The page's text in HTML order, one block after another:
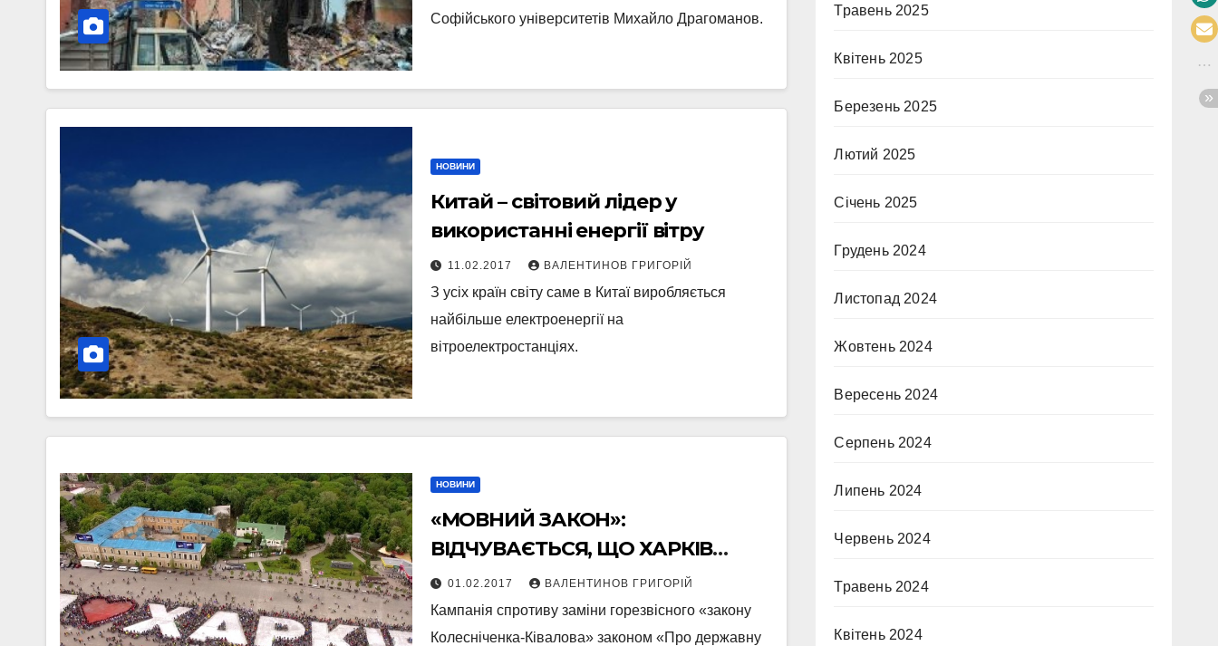
Софійського університетів Михайло Драгоманов.
НОВИНИ
Китай – світовий лідер у
використанні енергії вітру
11.02.2017 ВАЛЕНТИНОВ ГРИГОРІЙ
З усіх країн світу саме в Китаї виробляється
найбільше електроенергії на
вітроелектростанціях.
НОВИНИ
«МОВНИЙ ЗАКОН»:
ВІДЧУВАЄТЬСЯ, ЩО ХАРКІВ
ПРОТИ
01.02.2017 ВАЛЕНТИНОВ ГРИГОРІЙ
Кампанія спротиву заміни горезвісного «закону
Колесніченка-Ківалова» законом «Про державну
Травень 2025
Квітень 2025
Березень 2025
Лютий 2025
Січень 2025
Грудень 2024
Листопад 2024
Жовтень 2024
Вересень 2024
Серпень 2024
Липень 2024
Червень 2024
Травень 2024
Квітень 2024